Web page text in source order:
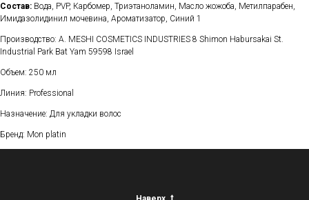
Состав: Вода, PVP, Карбомер, Триэтаноламин, Масло жожоба, Метилпарабен,
Имидазолидинил мочевина, Ароматизатор, Синий 1
Производство: A. MESHI COSMETICS INDUSTRIES 8 Shimon Habursakai St.
Industrial Park Bat Yam 59598 Israel
Объем: 250 мл
Линия: Professional
Назначение: Для укладки волос
Бренд: Mon platin